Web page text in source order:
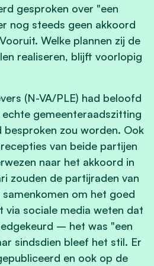
gesproken over "een
nog steeds geen akkoord
Welke plannen zij de
realiseren, blijft voorlopig
(N-VA/PLE) had beloofd
gemeenteraadszitting
besproken zou worden. Ook
van beide partijen
naar het akkoord in
zouden de partijraden van
om het goed
via sociale media weten dat
– het was "een
sindsdien bleef het stil. Er
en ook op de